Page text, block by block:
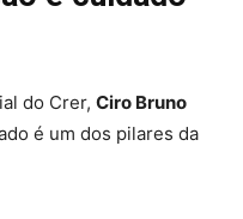
do Crer, Ciro Bruno
é um dos pilares da